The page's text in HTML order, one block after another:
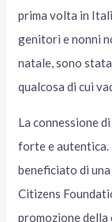
prima volta in
genitori e nonni
natale, sono
qualcosa di cui
La connessione
forte e autentica.
beneficiato di
Citizens
promozione